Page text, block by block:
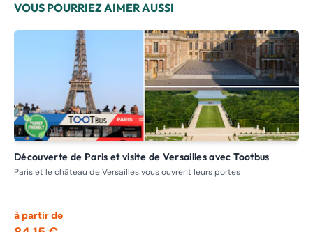
VOUS POURRIEZ AIMER AUSSI
Découverte de Paris et visite de Versailles avec Tootbus
Paris et le château de Versailles vous ouvrent leurs portes
à partir de